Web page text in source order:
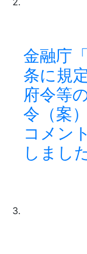
金融庁
条に規
府令等
令（案
コメン
しまし